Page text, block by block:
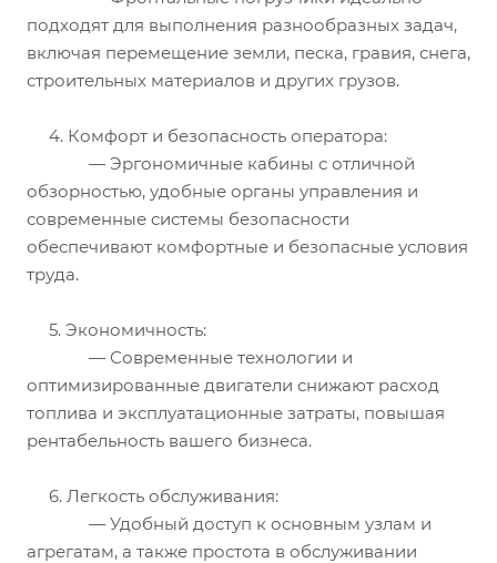
подходят для выполнения разнообразных задач,
включая перемещение земли, песка, гравия, снега,
строительных материалов и других грузов.
4. Комфорт и безопасность оператора:
— Эргономичные кабины с отличной
обзорностью, удобные органы управления и
современные системы безопасности
обеспечивают комфортные и безопасные условия
труда.
5. Экономичность:
— Современные технологии и
оптимизированные двигатели снижают расход
топлива и эксплуатационные затраты, повышая
рентабельность вашего бизнеса.
6. Легкость обслуживания:
— Удобный доступ к основным узлам и
агрегатам, а также простота в обслуживании